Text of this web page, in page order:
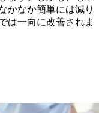
かなか簡単には減り
は一向に改善されま